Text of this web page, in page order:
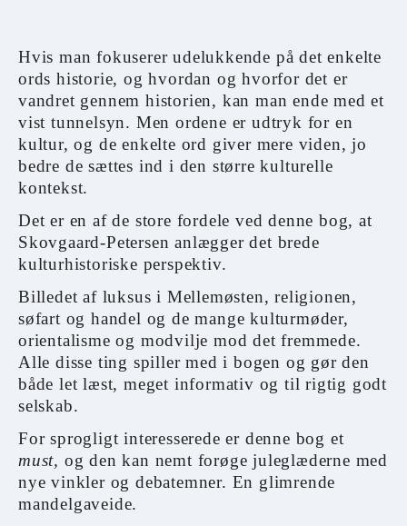
Hvis man fokuserer udelukkende på det enkelte
ords historie, og hvordan og hvorfor det er
vandret gennem historien, kan man ende med et
vist tunnelsyn. Men ordene er udtryk for en
kultur, og de enkelte ord giver mere viden, jo
bedre de sættes ind i den større kulturelle
kontekst.
Det er en af de store fordele ved denne bog, at
Skovgaard-Petersen anlægger det brede
kulturhistoriske perspektiv.
Billedet af luksus i Mellemøsten, religionen,
søfart og handel og de mange kulturmøder,
orientalisme og modvilje mod det fremmede.
Alle disse ting spiller med i bogen og gør den
både let læst, meget informativ og til rigtig godt
selskab.
For sprogligt interesserede er denne bog et
must, og den kan nemt forøge juleglæderne med
nye vinkler og debatemner. En glimrende
mandelgaveide.